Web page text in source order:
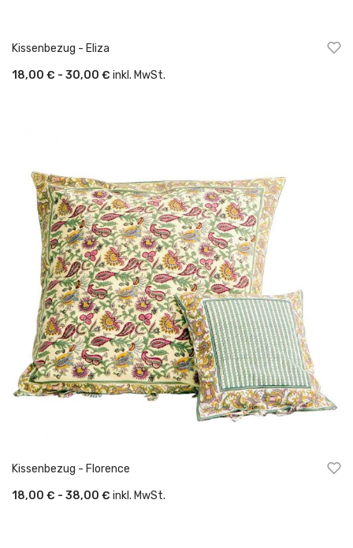
Kissenbezug - Eliza
18,00 € - 30,00 € inkl. MwSt.
Kissenbezug - Florence
18,00 € - 38,00 € inkl. MwSt.